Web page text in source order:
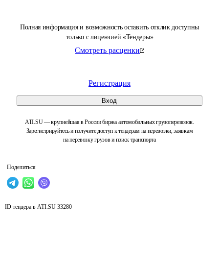
Полная информация и возможность оставить отклик доступны
только с лицензией «Тендеры»
Смотреть расценки
Регистрация
Вход
ATI.SU — крупнейшая в России биржа автомобильных грузоперевозок.
Зарегистрируйтесь и получите доступ к тендерам на перевозки, заявкам
на перевозку грузов и поиск транспорта
Поделиться
ID тендера в ATI.SU 33280